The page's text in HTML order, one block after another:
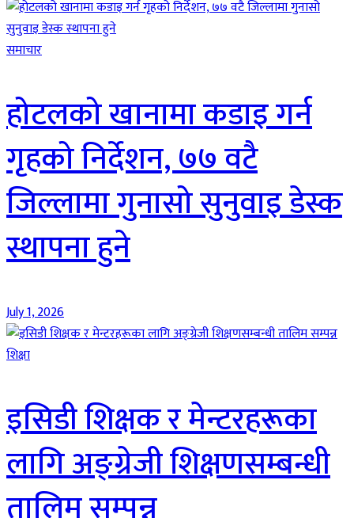
समाचार
होटलको खानामा कडाइ गर्न
गृहको निर्देशन, ७७ वटै
जिल्लामा गुनासो सुनुवाइ डेस्क
स्थापना हुने
July 1, 2026
शिक्षा
इसिडी शिक्षक र मेन्टरहरूका
लागि अङ्ग्रेजी शिक्षणसम्बन्धी